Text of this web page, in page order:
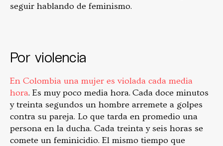
seguir hablando de feminismo.
Por violencia
En Colombia una mujer es violada cada media
hora. Es muy poco media hora. Cada doce minutos
y treinta segundos un hombre arremete a golpes
contra su pareja. Lo que tarda en promedio una
persona en la ducha. Cada treinta y seis horas se
comete un feminicidio. El mismo tiempo que